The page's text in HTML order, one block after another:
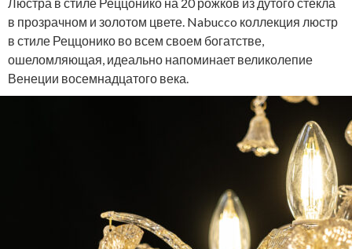
в прозрачном и золотом цвете. Nabucco коллекция люстр
в стиле Реццонико во всем своем богатстве,
ошеломляющая, идеально напоминает великолепие
Венеции восемнадцатого века.